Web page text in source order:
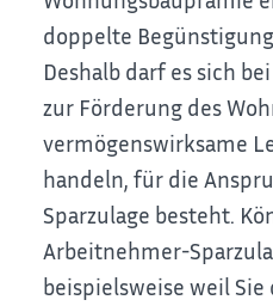
doppelte
Deshalb darf es sich
zur Förderung des
vermögenswirksame
handeln, für die
Sparzulage besteht.
Arbeitnehmer-
beispielsweise weil Sie